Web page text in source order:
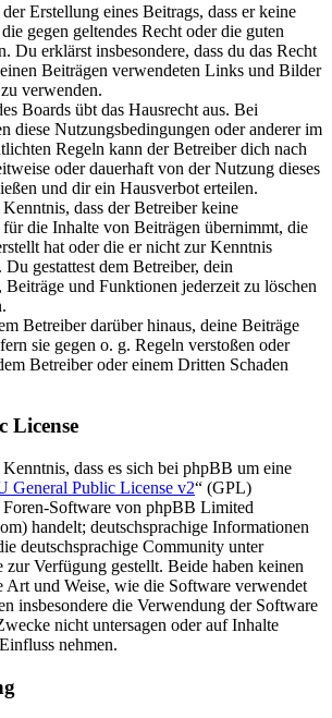
Erstellung eines Beitrags, dass er keine
gegen geltendes Recht oder die guten
Du erklärst insbesondere, dass du das Recht
Beiträgen verwendeten Links und Bilder
verwenden.
Boards übt das Hausrecht aus. Bei
diese Nutzungsbedingungen oder anderer im
Regeln kann der Betreiber dich nach
oder dauerhaft von der Nutzung dieses
und dir ein Hausverbot erteilen.
dass der Betreiber keine
die Inhalte von Beiträgen übernimmt, die
hat oder die er nicht zur Kenntnis
Du gestattest dem Betreiber, dein
und Funktionen jederzeit zu löschen
Betreiber darüber hinaus, deine Beiträge
sie gegen o. g. Regeln verstoßen oder
Betreiber oder einem Dritten Schaden
License
dass es sich bei phpBB um eine
General Public License v2“ (GPL)
Foren-Software von phpBB Limited
handelt; deutschsprachige Informationen
deutschsprachige Community unter
Verfügung gestellt. Beide haben keinen
Art und Weise, wie die Software verwendet
insbesondere die Verwendung der Software
nicht untersagen oder auf Inhalte
nehmen.